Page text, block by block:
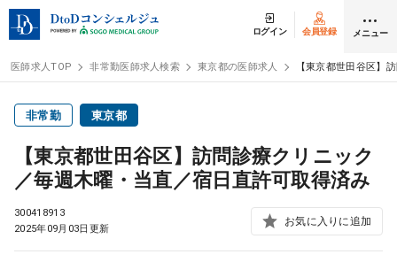
ログイン 会員登録 メニュー
医師求人
常勤検索 転職
医師求人TOP 非常勤医師求人検索 東京都の医師求人 【東京都世田谷区】
非常勤 東京都
【東京都世田谷区】訪問診療クリニック
／毎週木曜・当直／宿日直許可取得済み
300418913
2025年09月03日更新
お気に入りに追加